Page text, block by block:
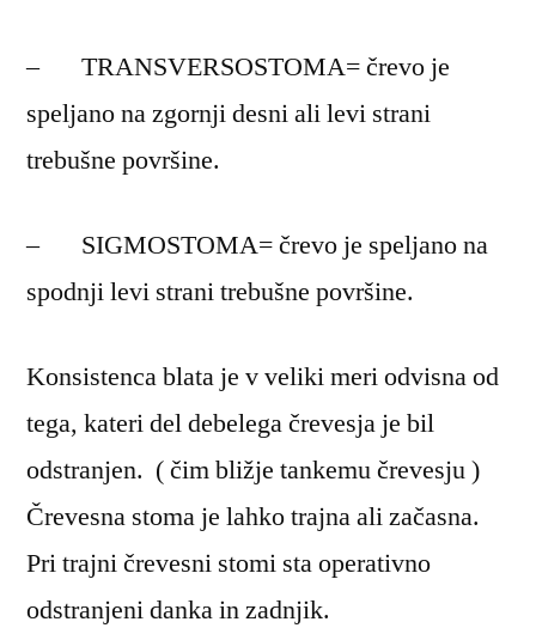
– TRANSVERSOSTOMA= črevo je
speljano na zgornji desni ali levi strani
trebušne površine.
– SIGMOSTOMA= črevo je speljano na
spodnji levi strani trebušne površine.
Konsistenca blata je v veliki meri odvisna od
tega, kateri del debelega črevesja je bil
odstranjen. ( čim bližje tankemu črevesju )
Črevesna stoma je lahko trajna ali začasna.
Pri trajni črevesni stomi sta operativno
odstranjeni danka in zadnjik.